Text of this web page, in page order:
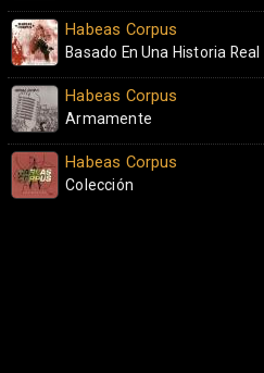
Habeas Corpus
Basado En Una Historia Real
Habeas Corpus
Armamente
Habeas Corpus
Colección